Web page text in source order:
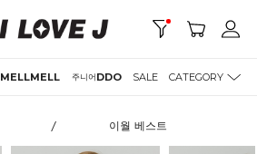
MELLMELL 주니어DDO SALE CATEGORY
/ 이월 베스트